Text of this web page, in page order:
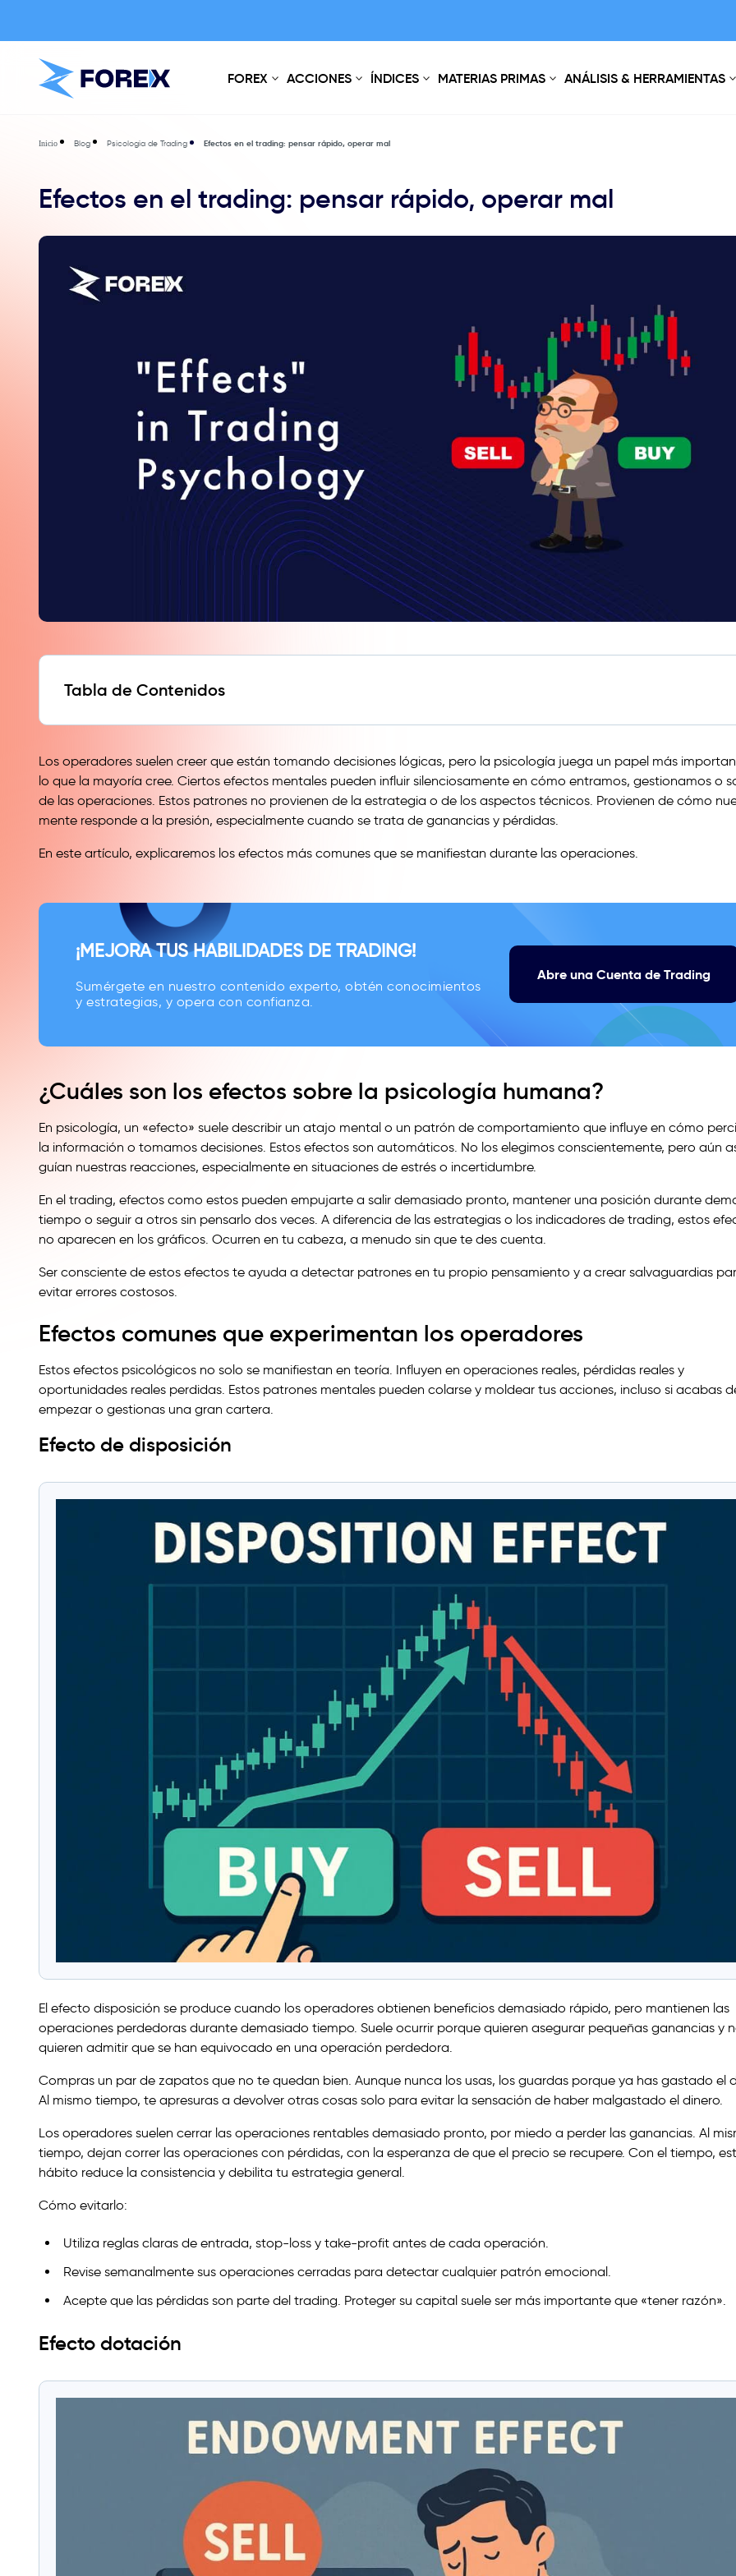
FOREX ACCIONES ÍNDICES MATERIAS PRIMAS ANÁLISIS & HERRAMIENTAS
Inicio Blog Psicologia de Trading Efectos en el trading: pensar rápido, operar mal
Efectos en el trading: pensar rápido, operar mal
Tabla de Contenidos
Los operadores suelen creer que están tomando decisiones lógicas, pero la psicología juega un papel más
lo que la mayoría cree. Ciertos efectos mentales pueden influir silenciosamente en cómo entramos, gestionamos o
de las operaciones. Estos patrones no provienen de la estrategia o de los aspectos técnicos. Provienen de cómo
mente responde a la presión, especialmente cuando se trata de ganancias y pérdidas.
En este artículo, explicaremos los efectos más comunes que se manifiestan durante las operaciones.
¡MEJORA TUS HABILIDADES DE TRADING!
Sumérgete en nuestro contenido experto, obtén conocimientos
y estrategias, y opera con confianza.
Abre una Cuenta de Trading
¿Cuáles son los efectos sobre la psicología humana?
En psicología, un «efecto» suele describir un atajo mental o un patrón de comportamiento que influye en cómo
la información o tomamos decisiones. Estos efectos son automáticos. No los elegimos conscientemente, pero aún
guían nuestras reacciones, especialmente en situaciones de estrés o incertidumbre.
En el trading, efectos como estos pueden empujarte a salir demasiado pronto, mantener una posición durante
tiempo o seguir a otros sin pensarlo dos veces. A diferencia de las estrategias o los indicadores de trading, estos
no aparecen en los gráficos. Ocurren en tu cabeza, a menudo sin que te des cuenta.
Ser consciente de estos efectos te ayuda a detectar patrones en tu propio pensamiento y a crear salvaguardias
evitar errores costosos.
Efectos comunes que experimentan los operadores
Estos efectos psicológicos no solo se manifiestan en teoría. Influyen en operaciones reales, pérdidas reales y
oportunidades reales perdidas. Estos patrones mentales pueden colarse y moldear tus acciones, incluso si acabas
empezar o gestionas una gran cartera.
Efecto de disposición
El efecto disposición se produce cuando los operadores obtienen beneficios demasiado rápido, pero mantienen las
operaciones perdedoras durante demasiado tiempo. Suele ocurrir porque quieren asegurar pequeñas ganancias y
quieren admitir que se han equivocado en una operación perdedora.
Compras un par de zapatos que no te quedan bien. Aunque nunca los usas, los guardas porque ya has gastado el
Al mismo tiempo, te apresuras a devolver otras cosas solo para evitar la sensación de haber malgastado el dinero.
Los operadores suelen cerrar las operaciones rentables demasiado pronto, por miedo a perder las ganancias. Al
tiempo, dejan correr las operaciones con pérdidas, con la esperanza de que el precio se recupere. Con el tiempo,
hábito reduce la consistencia y debilita tu estrategia general.
Cómo evitarlo:
Utiliza reglas claras de entrada, stop-loss y take-profit antes de cada operación.
Revise semanalmente sus operaciones cerradas para detectar cualquier patrón emocional.
Acepte que las pérdidas son parte del trading. Proteger su capital suele ser más importante que «tener razón».
Efecto dotación